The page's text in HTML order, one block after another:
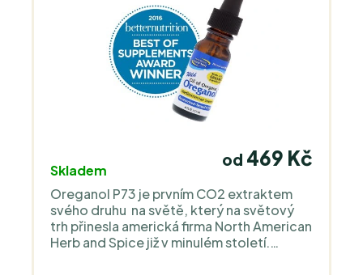
Skladem
od 469 Kč
Oreganol P73 je prvním CO2 extraktem
svého druhu na světě, který na světový
trh přinesla americká firma North American
Herb and Spice již v minulém století.